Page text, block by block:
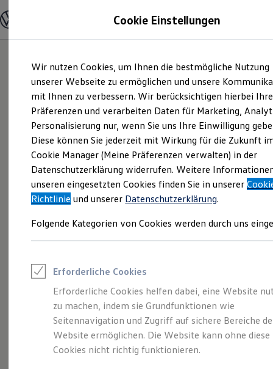
Hauptinhalt
springen
Footer
springen
Modelle und Konfigurator
Modelle vergleichen
Elektroautos
ENERGY Sondermodelle
Nutzfahrzeuge
SUV und CUV
Familienautos
Kombis
Kompaktwagen
Sportwagen
Schnell verfügbare Fahrzeuge
Angebote und Produkte
Aktuelle Angebote
E-Auto-Förderung
Volkswagen Marktplatz
Junge Gebrauchtwagen und Gebrauchtwagen
Saisonangebote
Leasing
Leasing-Angebote
Gebrauchtwagen Leasing
Junge Gebrauchtwagen-Leasing
Elektroauto Leasing
Kleinwagen-Leasing
Leasing ohne Anzahlung
Viel Platz, viel Freiheit.
Der Golf Variant.
Cookie Einstellungen
Wir nutzen Cookies, um Ihnen die bestmögliche Nutzung
unserer Webseite zu ermöglichen und unsere
mit Ihnen zu verbessern. Wir berücksichtigen hierbei Ihre
Präferenzen und verarbeiten Daten für Marketing,
Personalisierung nur, wenn Sie uns Ihre Einwilligung
Diese können Sie jederzeit mit Wirkung für die Zukunft
Cookie Manager (Meine Präferenzen verwalten) in der
Datenschutzerklärung widerrufen. Weitere
unseren eingesetzten Cookies finden Sie in unserer
Richtlinie und unserer Datenschutzerklärung.
Folgende Kategorien von Cookies werden durch uns
Erforderliche Cookies
Erforderliche Cookies helfen dabei, eine Website
zu machen, indem sie Grundfunktionen wie
Seitennavigation und Zugriff auf sichere Bereiche
Website ermöglichen. Die Website kann ohne diese
Cookies nicht richtig funktionieren.